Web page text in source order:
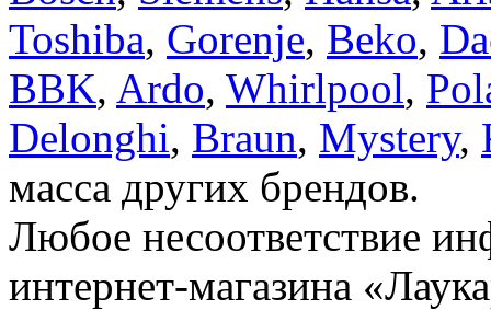
Toshiba, Gorenje, Beko,
BBK, Ardo, Whirlpool,
Delonghi, Braun, Mystery,
масса других брендов.
Любое несоответствие
интернет-магазина